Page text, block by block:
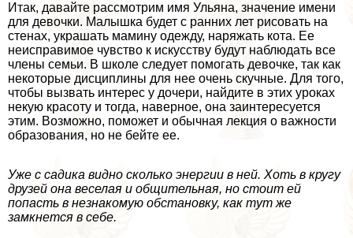
Итак, давайте рассмотрим имя Ульяна, значение имени
для дeвoчки. Малышка будет с ранних лет рисовать на
стенах, украшать мамину одежду, наряжать кота. Ее
неисправимое чувство к искусству будут наблюдать все
члeны семьи. В школе следует помогать дeвoчке, так как
некоторые дисциплины для нее очень скучные. Для того,
чтобы вызвать интерес у дочери, найдите в этих уроках
некую красоту и тогда, наверное, она заинтересуется
этим. Возможно, поможет и обычная лекция о важности
образования, но не бейте ее.
Уже с садика видно сколько энергии в ней. Хоть в кругу
друзей она веселая и общительная, но стоит ей
попасть в незнакомую обстановку, как тут же
замкнется в себе.